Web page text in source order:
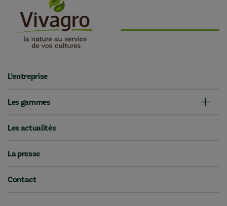
L’entreprise
Les gammes
Les actualités
La presse
Contact